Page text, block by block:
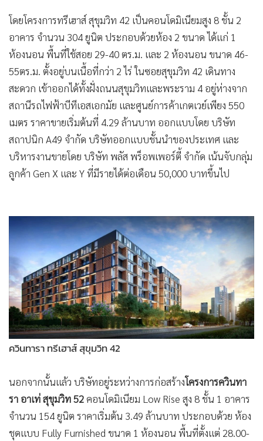
• กองทุนรวม
• Celeb Online
• Factcheck
• ญี่ปุ่น
• News1
• Gotomanager
โดยโครงการทรีเฮาส์ สุขุมวิท 42 เป็นคอนโดมิเนียมสูง 8 ชั้น 2
อาคาร จำนวน 304 ยูนิต ประกอบด้วยห้อง 2 ขนาด ได้แก่ 1
ห้องนอน พื้นที่ใช้สอย 29-40 ตร.ม. และ 2 ห้องนอน ขนาด 46-
55ตร.ม. ตั้งอยู่บนเนื้อที่กว่า 2 ไร่ ในซอยสุขุมวิท 42 เดินทาง
สะดวก เข้าออกได้ทั้งฝั่งถนนสุขุมวิทและพระราม 4 อยู่ห่างจาก
สถานีรถไฟฟ้าบีทีเอสเอกมัย และศูนย์การค้าเกตเวย์เพียง 550
เมตร ราคาขายเริ่มต้นที่ 4.29 ล้านบาท ออกแบบโดย บริษัท
สถาปนิก A49 จำกัด บริษัทออกแบบชั้นนำของประเทศ และ
บริหารงานขายโดย บริษัท พลัส พร็อพเพอร์ตี้ จำกัด เน้นจับกลุ่ม
ลูกค้า Gen X และ Y ที่มีรายได้ต่อเดือน 50,000 บาทขึ้นไป
ควินทารา ทรีเฮาส์ สุขุมวิท 42
นอกจากนั้นแล้ว บริษัทอยู่ระหว่างการก่อสร้างโครงการควินทา
รา อาเท่ สุขุมวิท 52คอนโดมิเนียม Low Rise สูง 8 ชั้น 1 อาคาร
จำนวน 154 ยูนิต ราคาเริ่มต้น 3.49 ล้านบาท ประกอบด้วย ห้อง
ชุดแบบ Fully Furnished ขนาด 1 ห้องนอน พื้นที่ตั้งแต่ 28.00-